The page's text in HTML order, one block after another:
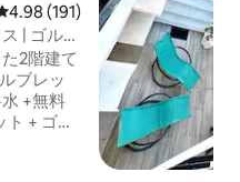
ビュー191件、5つ星中4.98つ
4.98 (191)
| ゴルフ
2階建て
ブレッ
+無料
+ ゴル